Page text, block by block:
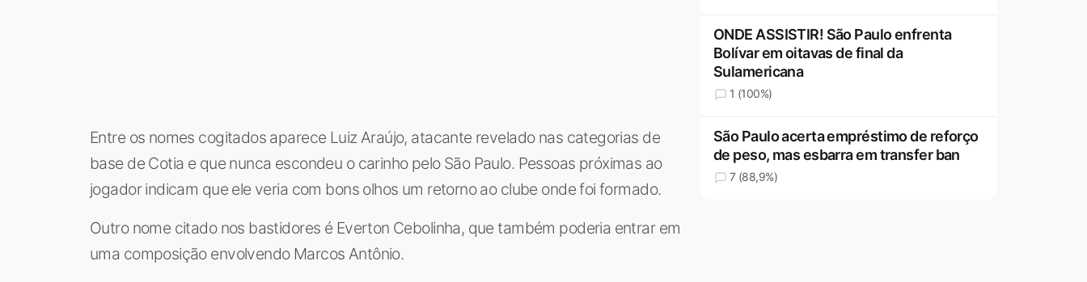
Entre os nomes cogitados aparece Luiz Araújo, atacante revelado nas categorias de
base de Cotia e que nunca escondeu o carinho pelo São Paulo. Pessoas próximas ao
jogador indicam que ele veria com bons olhos um retorno ao clube onde foi formado.
Outro nome citado nos bastidores é Everton Cebolinha, que também poderia entrar em
uma composição envolvendo Marcos Antônio.
ONDE ASSISTIR! São Paulo enfrenta
Bolívar em oitavas de final da
Sulamericana
1 (100%)
São Paulo acerta empréstimo de reforço
de peso, mas esbarra em transfer ban
7 (88,9%)